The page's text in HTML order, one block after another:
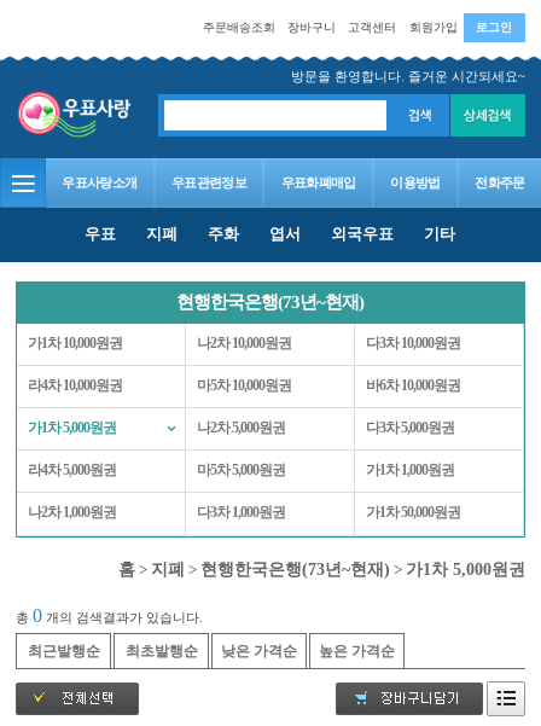
로그인
회원가입
고객센터
장바구니
주문배송조회
방문을 환영합니다. 즐거운 시간되세요~
우표사랑소개 우표관련정보 우표화폐매입 이용방법 전화주문
우표 지폐 주화 엽서 외국우표 기타
현행한국은행(73년~현재)
가1차 10,000원권 나2차 10,000원권 다3차 10,000원권
라4차 10,000원권 마5차 10,000원권 바6차 10,000원권
가1차 5,000원권 나2차 5,000원권 다3차 5,000원권
라4차 5,000원권 마5차 5,000원권 가1차 1,000원권
나2차 1,000원권 다3차 1,000원권 가1차 50,000원권
홈> 지폐 > 현행한국은행(73년~현재) > 가1차 5,000원권
최근발행순 최초발행순 낮은 가격순 높은 가격순
총0 개의 검색결과가 있습니다.